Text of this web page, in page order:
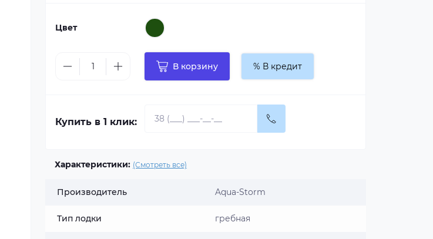
Цвет
В корзину % В кредит
Купить в 1 клик:
Характеристики: (Смотреть все)
Производитель Aqua-Storm
Тип лодки гребная